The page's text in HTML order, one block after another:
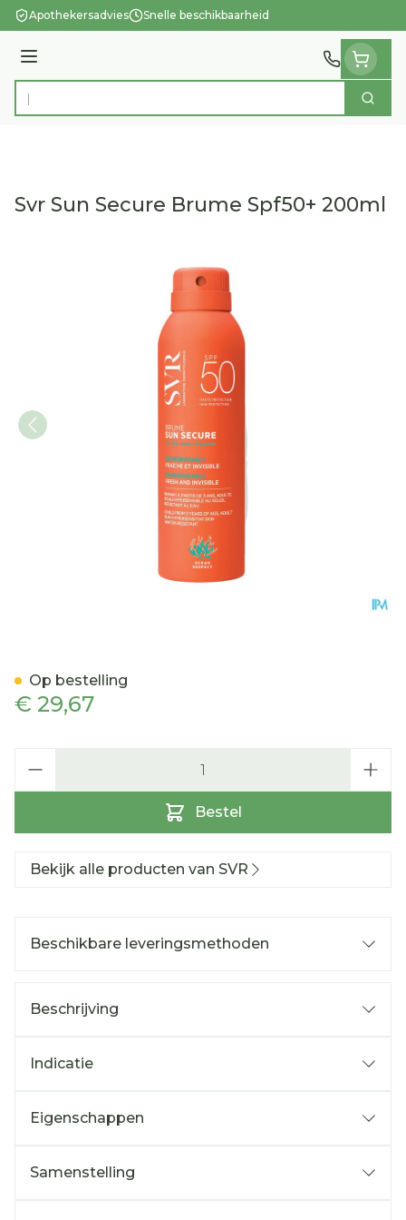
Ga naar de inhoud
Apothekersadvies Snelle beschikbaarheid
Menu
Product, merk, categorie... Zoek
Svr Sun Secure Brume Spf50+ 200ml
€ 29,67
Bestel
Op bestelling
Bekijk alle producten van SVR
Beschikbare leveringsmethoden
Beschrijving
Indicatie
Eigenschappen
Samenstelling